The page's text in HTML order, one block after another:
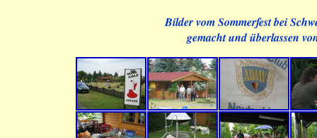
Bilder vom Sommerfest bei
gemacht und überlassen